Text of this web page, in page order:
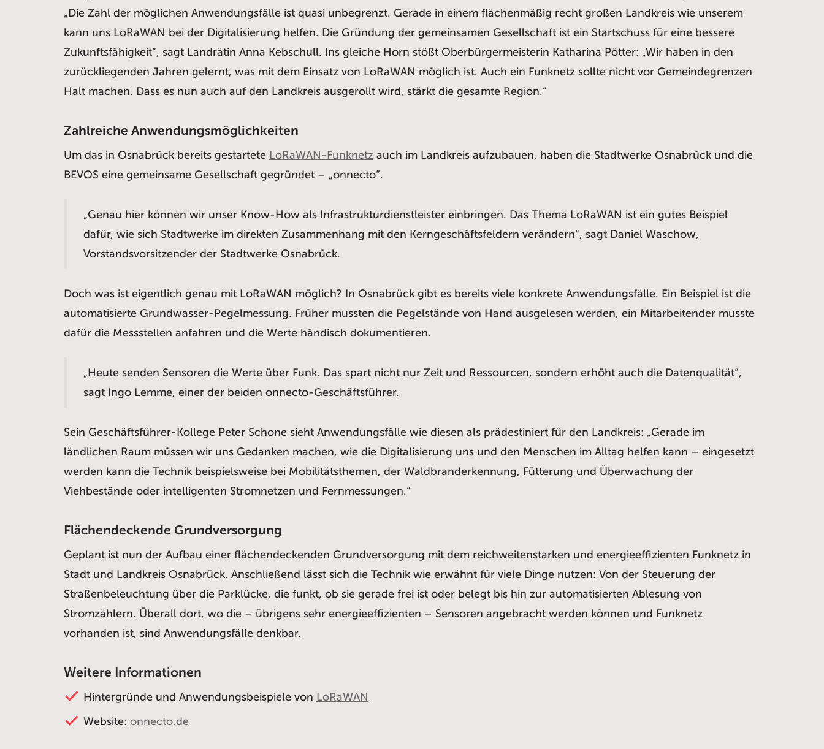
„Die Zahl der möglichen Anwendungsfälle ist quasi unbegrenzt. Gerade in einem flächenmäßig recht großen Landkreis wie unserem
kann uns LoRaWAN bei der Digitalisierung helfen. Die Gründung der gemeinsamen Gesellschaft ist ein Startschuss für eine bessere
Zukunftsfähigkeit“, sagt Landrätin Anna Kebschull. Ins gleiche Horn stößt Oberbürgermeisterin Katharina Pötter: „Wir haben in den
zurückliegenden Jahren gelernt, was mit dem Einsatz von LoRaWAN möglich ist. Auch ein Funknetz sollte nicht vor Gemeindegrenzen
Halt machen. Dass es nun auch auf den Landkreis ausgerollt wird, stärkt die gesamte Region.“
Zahlreiche Anwendungsmöglichkeiten
Um das in Osnabrück bereits gestartete LoRaWAN-Funknetz auch im Landkreis aufzubauen, haben die Stadtwerke Osnabrück und die
BEVOS eine gemeinsame Gesellschaft gegründet – „onnecto“.
„Genau hier können wir unser Know-How als Infrastrukturdienstleister einbringen. Das Thema LoRaWAN ist ein gutes Beispiel
dafür, wie sich Stadtwerke im direkten Zusammenhang mit den Kerngeschäftsfeldern verändern“, sagt Daniel Waschow,
Vorstandsvorsitzender der Stadtwerke Osnabrück.
Doch was ist eigentlich genau mit LoRaWAN möglich? In Osnabrück gibt es bereits viele konkrete Anwendungsfälle. Ein Beispiel ist die
automatisierte Grundwasser-Pegelmessung. Früher mussten die Pegelstände von Hand ausgelesen werden, ein Mitarbeitender musste
dafür die Messstellen anfahren und die Werte händisch dokumentieren.
„Heute senden Sensoren die Werte über Funk. Das spart nicht nur Zeit und Ressourcen, sondern erhöht auch die Datenqualität“,
sagt Ingo Lemme, einer der beiden onnecto-Geschäftsführer.
Sein Geschäftsführer-Kollege Peter Schone sieht Anwendungsfälle wie diesen als prädestiniert für den Landkreis: „Gerade im
ländlichen Raum müssen wir uns Gedanken machen, wie die Digitalisierung uns und den Menschen im Alltag helfen kann – eingesetzt
werden kann die Technik beispielsweise bei Mobilitätsthemen, der Waldbranderkennung, Fütterung und Überwachung der
Viehbestände oder intelligenten Stromnetzen und Fernmessungen.“
Flächendeckende Grundversorgung
Geplant ist nun der Aufbau einer flächendeckenden Grundversorgung mit dem reichweitenstarken und energieeffizienten Funknetz in
Stadt und Landkreis Osnabrück. Anschließend lässt sich die Technik wie erwähnt für viele Dinge nutzen: Von der Steuerung der
Straßenbeleuchtung über die Parklücke, die funkt, ob sie gerade frei ist oder belegt bis hin zur automatisierten Ablesung von
Stromzählern. Überall dort, wo die – übrigens sehr energieeffizienten – Sensoren angebracht werden können und Funknetz
vorhanden ist, sind Anwendungsfälle denkbar.
Weitere Informationen
Hintergründe und Anwendungsbeispiele von LoRaWAN
Website: onnecto.de